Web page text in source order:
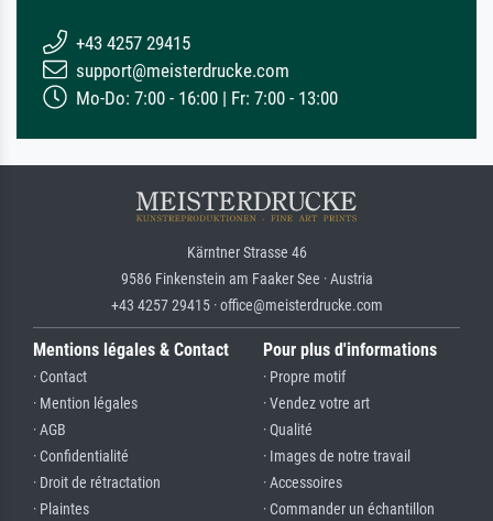
+43 4257 29415
support@meisterdrucke.com
Mo-Do: 7:00 - 16:00 | Fr: 7:00 - 13:00
Kärntner Strasse 46
9586 Finkenstein am Faaker See · Austria
+43 4257 29415 · office@meisterdrucke.com
Mentions légales & Contact
· Contact
· Mention légales
· AGB
· Confidentialité
· Droit de rétractation
· Plaintes
Pour plus d'informations
· Propre motif
· Vendez votre art
· Qualité
· Images de notre travail
· Accessoires
· Commander un échantillon